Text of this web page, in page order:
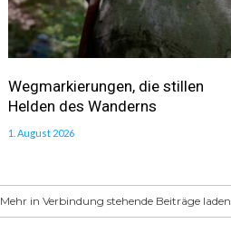
Wegmarkierungen, die stillen
Helden des Wanderns
1. August 2026
Mehr in Verbindung stehende Beiträge laden